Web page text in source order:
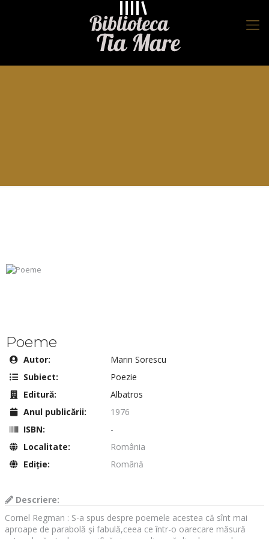
Poeme
Autor:
Marin Sorescu
Subiect:
Poezie
Editură:
Albatros
Anul publicării:
1976
ISBN:
-
Localitate:
România
Ediţie:
Română
Descriere:
Cornel Regman : S-a spus despre poemele acestea că sînt mai
aproape de parabolă și fabulă,ceea ce într-o oarecare măsură